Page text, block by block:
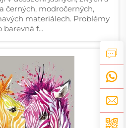
černých, modročerných,
materiálech. Problémy
barevná f...